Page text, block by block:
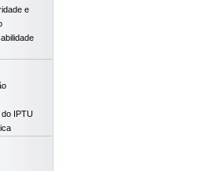
e
IPTU